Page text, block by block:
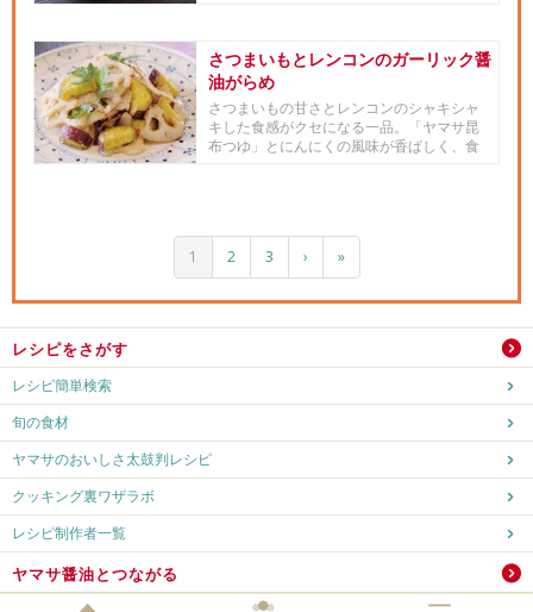
さつまいもとレンコンのガーリック醤
油がらめ
さつまいもの甘さとレンコンのシャキシャ
キした食感がクセになる一品。「ヤマサ昆
布つゆ」とにんにくの風味が香ばしく、食
1 2 3 › »
レシピをさがす
レシピ簡単検索
旬の食材
ヤマサのおいしさ太鼓判レシピ
クッキング裏ワザラボ
レシピ制作者一覧
ヤマサ醤油とつながる